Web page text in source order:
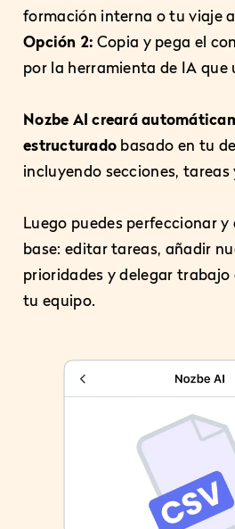
formación interna o tu viaje
Opción 2: Copia y pega el
por la herramienta de IA que
Nozbe AI creará
estructurado basado en tu
incluyendo secciones,
Luego puedes perfeccionar
base: editar tareas, añadir
prioridades y delegar trabajo
tu equipo.